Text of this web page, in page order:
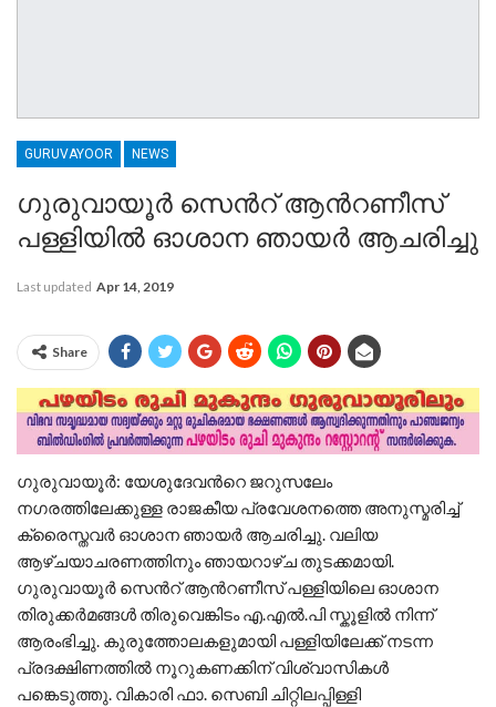
GURUVAYOOR NEWS
ഗുരുവായൂർ സെൻറ് ആൻറണീസ്
പള്ളിയിൽ ഓശാന ഞായർ ആചരിച്ചു
Last updated Apr 14, 2019
Share
ഗുരുവായൂർ: യേശുദേവൻറെ ജറുസലേം
നഗരത്തിലേക്കുള്ള രാജകീയ പ്രവേശനത്തെ അനുസ്മരിച്ച്
ക്രൈസ്തവർ ഓശാന ഞായർ ആചരിച്ചു. വലിയ
ആഴ്ചയാചരണത്തിനും ഞായറാഴ്ച തുടക്കമായി.
ഗുരുവായൂർ സെൻറ് ആൻറണീസ് പള്ളിയിലെ ഓശാന
തിരുക്കർമങ്ങൾ തിരുവെങ്കിടം എ.എൽ.പി സ്കൂളിൽ നിന്ന്
ആരംഭിച്ചു. കുരുത്തോലകളുമായി പള്ളിയിലേക്ക് നടന്ന
പ്രദക്ഷിണത്തിൽ നൂറുകണക്കിന് വിശ്വാസികൾ
പങ്കെടുത്തു. വികാരി ഫാ. സെബി ചിറ്റിലപ്പിള്ളി